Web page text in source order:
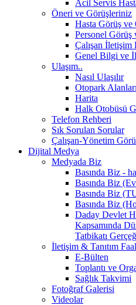
Acil Servis
Öneri ve Görüşleriniz
Hasta Görüş ve
Personel Görüş
Çalışan İletişim
Genel Bilgi ve
Ulaşım..
Nasıl Ulaşılır
Otopark Alanları
Harita
Halk Otobüsü
Telefon Rehberi
Sık Sorulan Sorular
Çalışan-Yönetim
Dijital Medya
Medyada Biz
Basında Biz -
Basında Biz
Basında Biz
Basında Biz
Daday Devlet
Kapsamında
Tatbikatı
İletişim & Tanıtım
E-Bülten
Toplantı ve
Sağlık Takvimi
Fotoğraf Galerisi
Videolar